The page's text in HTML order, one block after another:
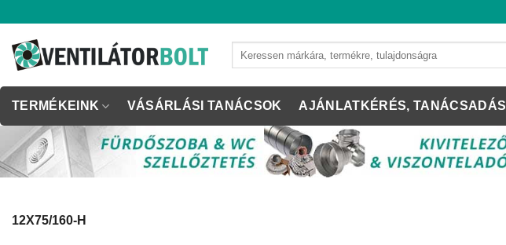
content
TERMÉKEINK VÁSÁRLÁSI TANÁCSOK AJÁNLATKÉRÉS, TANÁCSADÁS
12X75/160-H